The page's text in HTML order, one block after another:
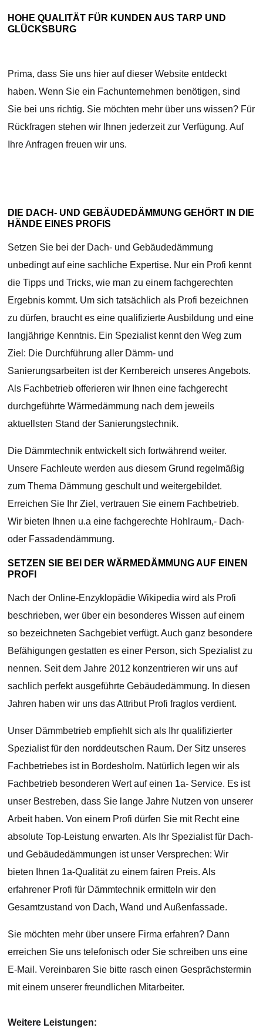
HOHE QUALITÄT FÜR KUNDEN AUS TARP UND
GLÜCKSBURG
Prima, dass Sie uns hier auf dieser Website entdeckt
haben. Wenn Sie ein Fachunternehmen benötigen, sind
Sie bei uns richtig. Sie möchten mehr über uns wissen? Für
Rückfragen stehen wir Ihnen jederzeit zur Verfügung. Auf
Ihre Anfragen freuen wir uns.
DIE DACH- UND GEBÄUDEDÄMMUNG GEHÖRT IN DIE
HÄNDE EINES PROFIS
Setzen Sie bei der Dach- und Gebäudedämmung
unbedingt auf eine sachliche Expertise. Nur ein Profi kennt
die Tipps und Tricks, wie man zu einem fachgerechten
Ergebnis kommt. Um sich tatsächlich als Profi bezeichnen
zu dürfen, braucht es eine qualifizierte Ausbildung und eine
langjährige Kenntnis. Ein Spezialist kennt den Weg zum
Ziel: Die Durchführung aller Dämm- und
Sanierungsarbeiten ist der Kernbereich unseres Angebots.
Als Fachbetrieb offerieren wir Ihnen eine fachgerecht
durchgeführte Wärmedämmung nach dem jeweils
aktuellsten Stand der Sanierungstechnik.
Die Dämmtechnik entwickelt sich fortwährend weiter.
Unsere Fachleute werden aus diesem Grund regelmäßig
zum Thema Dämmung geschult und weitergebildet.
Erreichen Sie Ihr Ziel, vertrauen Sie einem Fachbetrieb.
Wir bieten Ihnen u.a eine fachgerechte Hohlraum,- Dach-
oder Fassadendämmung.
SETZEN SIE BEI DER WÄRMEDÄMMUNG AUF EINEN
PROFI
Nach der Online-Enzyklopädie Wikipedia wird als Profi
beschrieben, wer über ein besonderes Wissen auf einem
so bezeichneten Sachgebiet verfügt. Auch ganz besondere
Befähigungen gestatten es einer Person, sich Spezialist zu
nennen. Seit dem Jahre 2012 konzentrieren wir uns auf
sachlich perfekt ausgeführte Gebäudedämmung. In diesen
Jahren haben wir uns das Attribut Profi fraglos verdient.
Unser Dämmbetrieb empfiehlt sich als Ihr qualifizierter
Spezialist für den norddeutschen Raum. Der Sitz unseres
Fachbetriebes ist in Bordesholm. Natürlich legen wir als
Fachbetrieb besonderen Wert auf einen 1a- Service. Es ist
unser Bestreben, dass Sie lange Jahre Nutzen von unserer
Arbeit haben. Von einem Profi dürfen Sie mit Recht eine
absolute Top-Leistung erwarten. Als Ihr Spezialist für Dach-
und Gebäudedämmungen ist unser Versprechen: Wir
bieten Ihnen 1a-Qualität zu einem fairen Preis. Als
erfahrener Profi für Dämmtechnik ermitteln wir den
Gesamtzustand von Dach, Wand und Außenfassade.
Sie möchten mehr über unsere Firma erfahren? Dann
erreichen Sie uns telefonisch oder Sie schreiben uns eine
E-Mail. Vereinbaren Sie bitte rasch einen Gesprächstermin
mit einem unserer freundlichen Mitarbeiter.
Weitere Leistungen: